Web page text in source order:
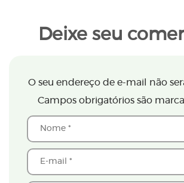
Deixe seu
O seu endereço de e-mail não
Campos obrigatórios são